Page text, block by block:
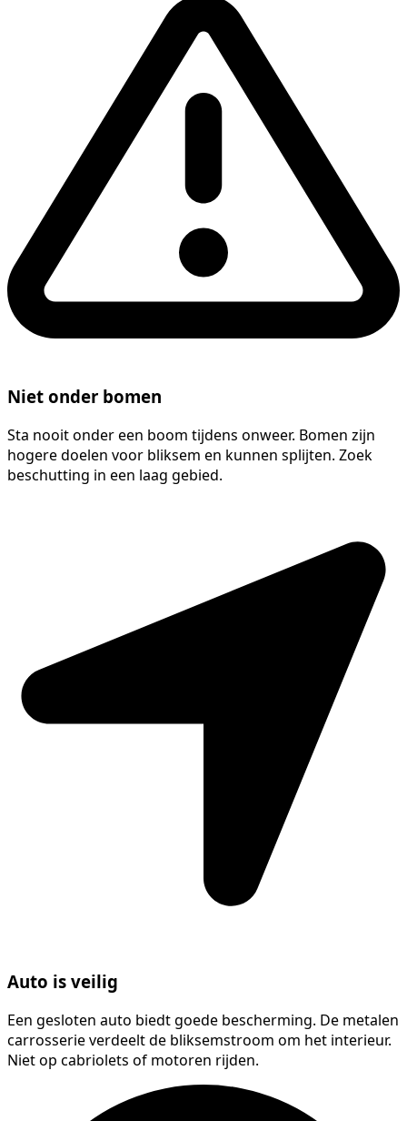
Niet onder bomen
Sta nooit onder een boom tijdens onweer. Bomen zijn
hogere doelen voor bliksem en kunnen splijten. Zoek
beschutting in een laag gebied.
Auto is veilig
Een gesloten auto biedt goede bescherming. De metalen
carrosserie verdeelt de bliksemstroom om het interieur.
Niet op cabriolets of motoren rijden.